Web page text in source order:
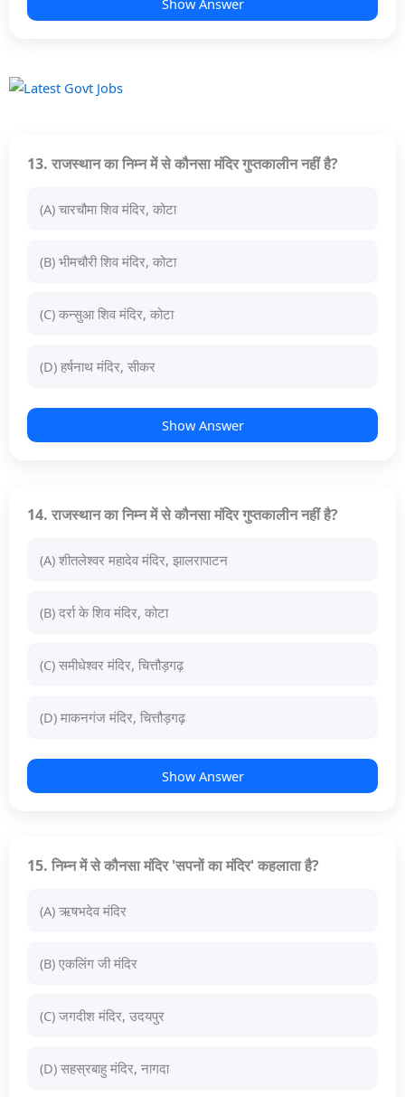
Show Answer
13. राजस्थान का निम्न में से कौनसा मंदिर गुप्तकालीन नहीं है?
(A) चारचौमा शिव मंदिर, कोटा
(B) भीमचौरी शिव मंदिर, कोटा
(C) कन्सुआ शिव मंदिर, कोटा
(D) हर्षनाथ मंदिर, सीकर
Show Answer
14. राजस्थान का निम्न में से कौनसा मंदिर गुप्तकालीन नहीं है?
(A) शीतलेश्वर महादेव मंदिर, झालरापाटन
(B) दर्रा के शिव मंदिर, कोटा
(C) समीधेश्वर मंदिर, चित्तौड़गढ़
(D) माकनगंज मंदिर, चित्तौड़गढ़
Show Answer
15. निम्न में से कौनसा मंदिर 'सपनों का मंदिर' कहलाता है?
(A) ऋषभदेव मंदिर
(B) एकलिंग जी मंदिर
(C) जगदीश मंदिर, उदयपुर
(D) सहस्रबाहु मंदिर, नागदा